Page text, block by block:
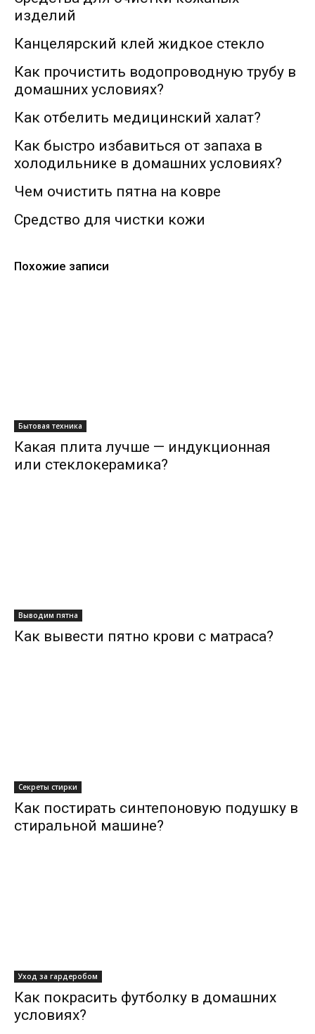
изделий
Канцелярский клей жидкое стекло
Как прочистить водопроводную трубу в
домашних условиях?
Как отбелить медицинский халат?
Как быстро избавиться от запаха в
холодильнике в домашних условиях?
Чем очистить пятна на ковре
Cредство для чистки кожи
Похожие записи
Бытовая техника
Какая плита лучше — индукционная
или стеклокерамика?
Выводим пятна
Как вывести пятно крови с матраса?
Секреты стирки
Как постирать синтепоновую подушку в
стиральной машине?
Уход за гардеробом
Как покрасить футболку в домашних
условиях?